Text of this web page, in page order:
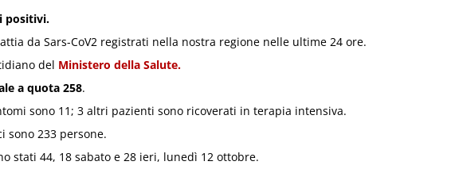
positivi.
da Sars-CoV2 registrati nella nostra regione nelle ultime 24 ore.
del Ministero della Salute.
a quota 258.
sono 11; 3 altri pazienti sono ricoverati in terapia intensiva.
sono 233 persone.
stati 44, 18 sabato e 28 ieri, lunedì 12 ottobre.